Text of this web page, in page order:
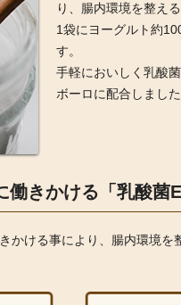
り、腸内環境を整え
1袋にヨーグルト約
す。
手軽においしく乳酸
ボーロに配合しました
働きかける「乳酸菌
かける事により、腸内環境を